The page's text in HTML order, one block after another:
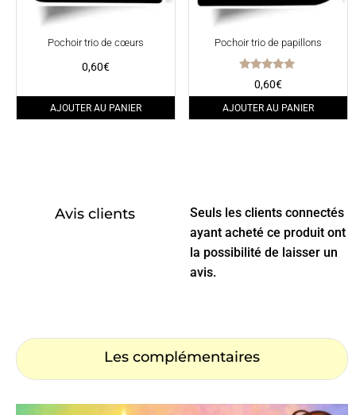
Pochoir trio de cœurs
0,60€
AJOUTER AU PANIER
Pochoir trio de papillons
Note
5.00
0,60€
AJOUTER AU PANIER
Avis clients
Seuls les clients connectés
ayant acheté ce produit ont
la possibilité de laisser un
avis.
Les complémentaires